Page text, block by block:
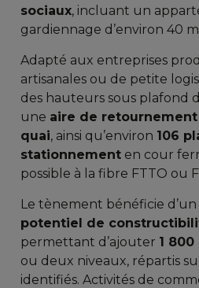
sociaux, incluant un
gardiennage d’environ 40
Adapté aux entreprises
artisanales ou de petite
des hauteurs sous plafond
une aire de
quai, ainsi qu’environ 106
stationnement en cour
possible à la fibre FTTO ou
Le tènement bénéficie d’un
potentiel de
permettant d’ajouter 1 800
ou deux niveaux, répartis
identifiés. Activités de